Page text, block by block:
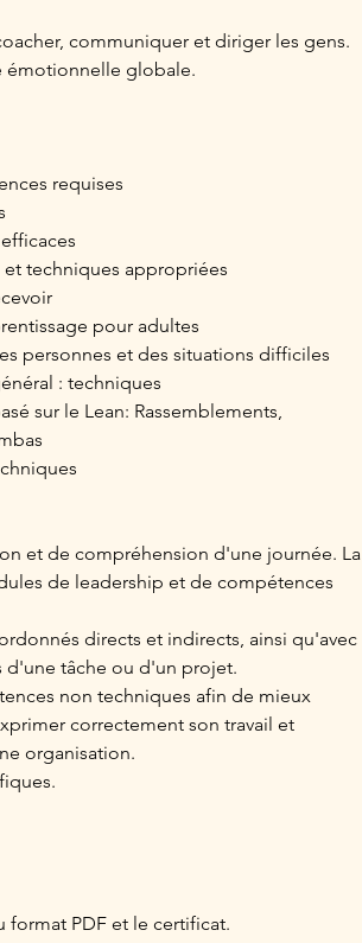
communiquer et diriger les gens.
émotionnelle globale.
requises
et techniques appropriées
pour adultes
personnes et des situations difficiles
: techniques
et de compréhension d'une journée. La
de leadership et de compétences
directs et indirects, ainsi qu'avec
d'une tâche ou d'un projet.
non techniques afin de mieux
correctement son travail et
organisation.
PDF et le certificat.